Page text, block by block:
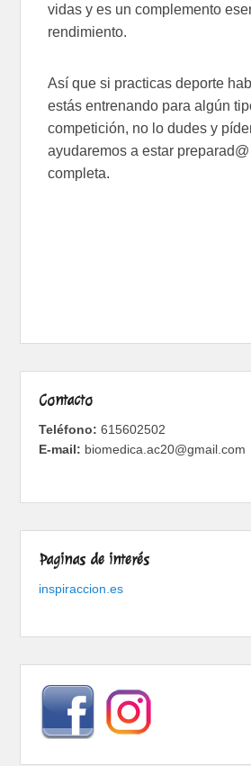
vidas y es un complemento
rendimiento.
Así que si practicas deporte
estás entrenando para algún
competición, no lo dudes y
ayudaremos a estar
completa.
Contacto
Teléfono: 615602502
E-mail: biomedica.ac20@gmail.com
Paginas de interés
inspiraccion.es